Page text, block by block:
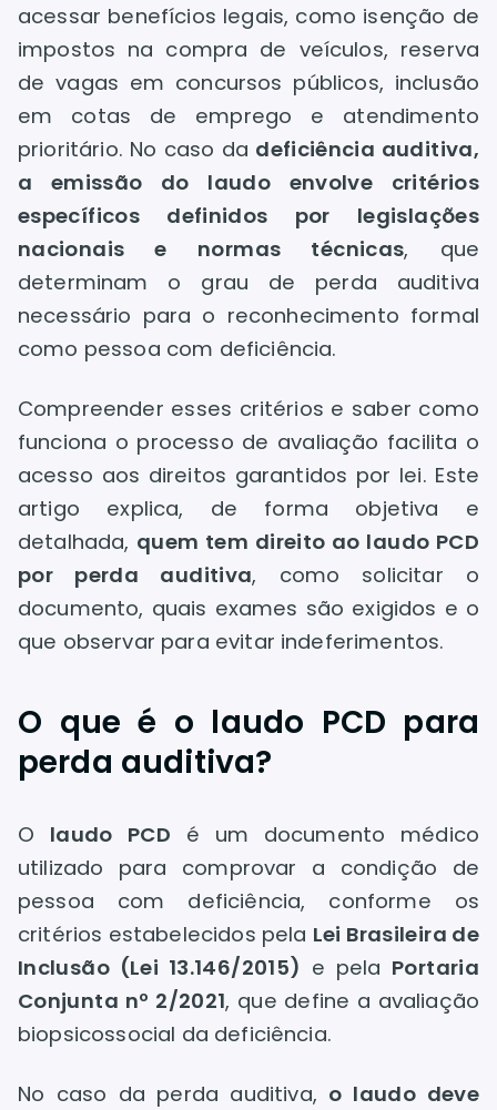
acessar benefícios legais, como isenção de
impostos na compra de veículos, reserva
de vagas em concursos públicos, inclusão
em cotas de emprego e atendimento
prioritário. No caso da deficiência auditiva,
a emissão do laudo envolve critérios
específicos definidos por legislações
nacionais e normas técnicas, que
determinam o grau de perda auditiva
necessário para o reconhecimento formal
como pessoa com deficiência.
Compreender esses critérios e saber como
funciona o processo de avaliação facilita o
acesso aos direitos garantidos por lei. Este
artigo explica, de forma objetiva e
detalhada, quem tem direito ao laudo PCD
por perda auditiva, como solicitar o
documento, quais exames são exigidos e o
que observar para evitar indeferimentos.
O que é o laudo PCD para
perda auditiva?
O laudo PCD é um documento médico
utilizado para comprovar a condição de
pessoa com deficiência, conforme os
critérios estabelecidos pela Lei Brasileira de
Inclusão (Lei 13.146/2015) e pela Portaria
Conjunta nº 2/2021, que define a avaliação
biopsicossocial da deficiência.
No caso da perda auditiva, o laudo deve